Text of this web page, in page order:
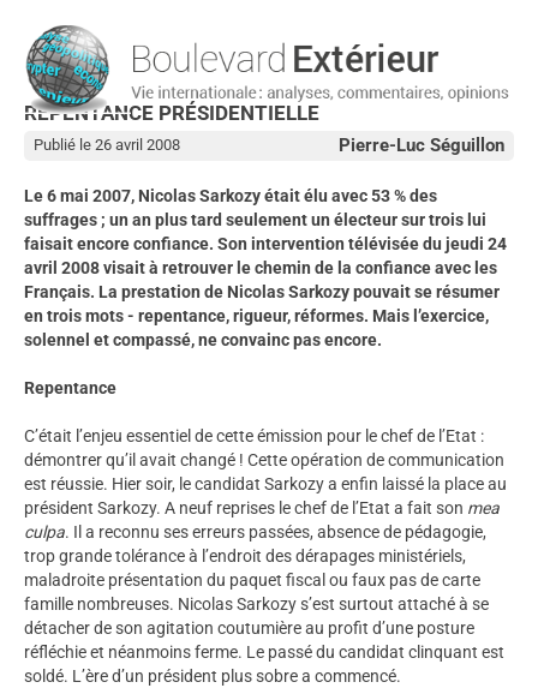
REPENTANCE PRÉSIDENTIELLE
Pierre-Luc Séguillon
Publié le 26 avril 2008
Le 6 mai 2007, Nicolas Sarkozy était élu avec 53 % des
suffrages ; un an plus tard seulement un électeur sur trois lui
faisait encore confiance. Son intervention télévisée du jeudi 24
avril 2008 visait à retrouver le chemin de la confiance avec les
Français. La prestation de Nicolas Sarkozy pouvait se résumer
en trois mots - repentance, rigueur, réformes. Mais l’exercice,
solennel et compassé, ne convainc pas encore.
Repentance
C’était l’enjeu essentiel de cette émission pour le chef de l’Etat :
démontrer qu’il avait changé ! Cette opération de communication
est réussie. Hier soir, le candidat Sarkozy a enfin laissé la place au
président Sarkozy. A neuf reprises le chef de l’Etat a fait son mea
culpa. Il a reconnu ses erreurs passées, absence de pédagogie,
trop grande tolérance à l’endroit des dérapages ministériels,
maladroite présentation du paquet fiscal ou faux pas de carte
famille nombreuses. Nicolas Sarkozy s’est surtout attaché à se
détacher de son agitation coutumière au profit d’une posture
réfléchie et néanmoins ferme. Le passé du candidat clinquant est
soldé. L’ère d’un président plus sobre a commencé.